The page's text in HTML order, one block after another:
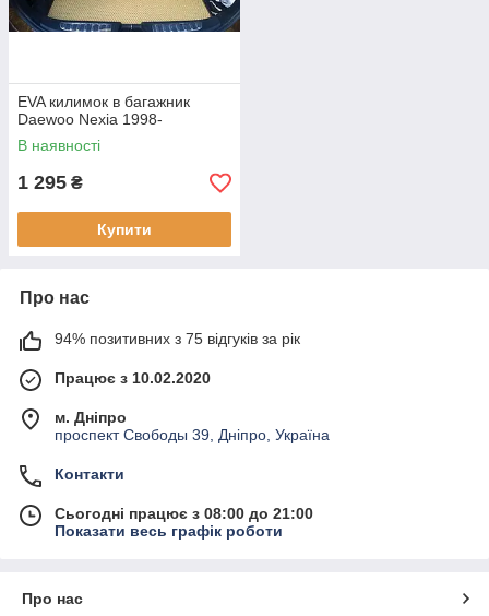
EVA килимок в багажник
Daewoo Nexia 1998-
В наявності
1 295 ₴
Купити
Про нас
94% позитивних з 75 відгуків за рік
Працює з 10.02.2020
м. Дніпро
проспект Свободы 39, Дніпро, Україна
Контакти
Сьогодні працює з 08:00 до 21:00
Показати весь графік роботи
Про нас